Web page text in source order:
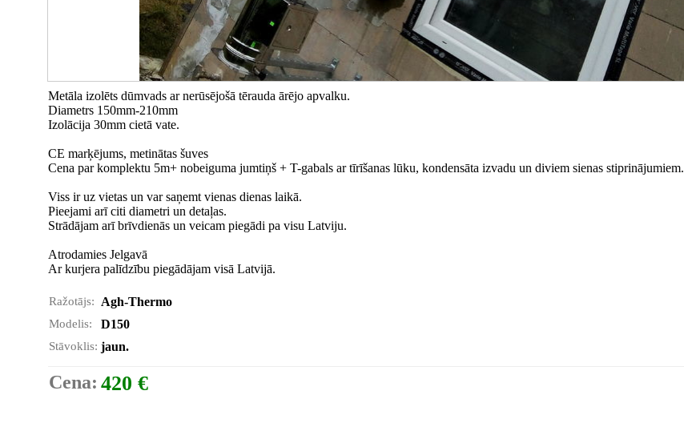
Metāla izolēts dūmvads ar nerūsējošā tērauda ārējo apvalku.
Diametrs 150mm-210mm
Izolācija 30mm cietā vate.
CE marķējums, metinātas šuves
Cena par komplektu 5m+ nobeiguma jumtiņš + T-gabals ar tīrīšanas lūku, kondensāta izvadu un diviem sienas stiprinājumiem.
Viss ir uz vietas un var saņemt vienas dienas laikā.
Pieejami arī citi diametri un detaļas.
Strādājam arī brīvdienās un veicam piegādi pa visu Latviju.
Atrodamies Jelgavā
Ar kurjera palīdzību piegādājam visā Latvijā.
Ražotājs: Agh-Thermo
Modelis: D150
Stāvoklis: jaun.
Cena: 420 €